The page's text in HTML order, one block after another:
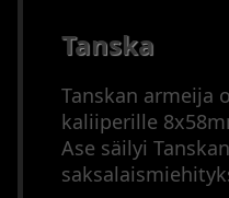
Tanska
Tanskan armeija
kaliiperille
Ase säilyi